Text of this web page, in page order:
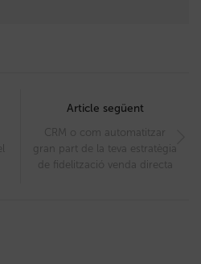
Article següent
CRM o com automatitzar
gran part de la teva estratègia
de fidelització venda directa